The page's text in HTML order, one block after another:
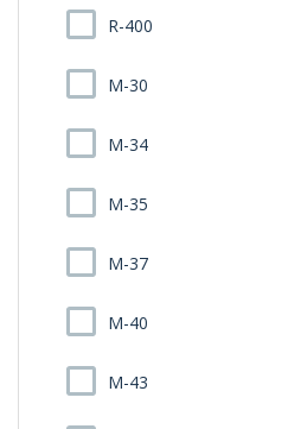
R-400
M-30
M-34
M-35
M-37
M-40
M-43